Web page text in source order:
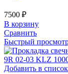
7500 ₽
В корзину
Сравнить
Быстрый
Добавить в